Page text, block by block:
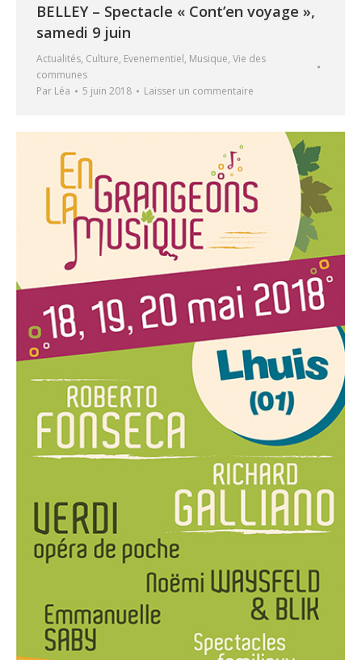
BELLEY – Spectacle « Cont’en voyage »,
samedi 9 juin
Actualités, Culture, Evenementiel, Musique, Vie des
communes
Par Léa 5 juin 2018 Laisser un commentaire